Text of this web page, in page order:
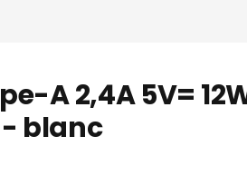
A 2,4A 5V=
- blanc